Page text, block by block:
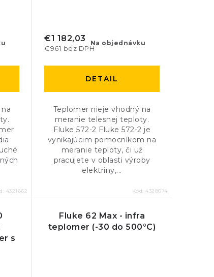
4321662
Na objednávku
€961 bez DPH
€1 182,03
DETAIL
Teplomer nieje vhodný na
meranie telesnej teploty.
Fluke 572-2 Fluke 572-2 je
vynikajúcim pomocníkom na
meranie teploty, či už
pracujete v oblasti výroby
elektriny,...
Kód:4328074
s
Fluke 62 Max - infra
teplomer (-30 do 500°C)